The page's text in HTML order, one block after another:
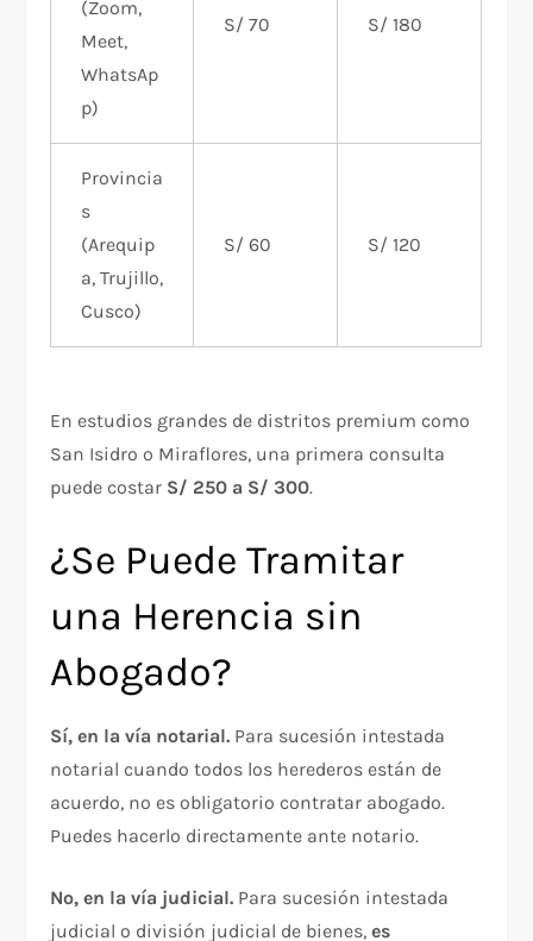
(Zoom,
Meet,
WhatsAp
p)
S/ 70 S/ 180
Provincia
s
(Arequip
a, Trujillo,
Cusco)
S/ 60 S/ 120
En estudios grandes de distritos premium como
San Isidro o Miraflores, una primera consulta
puede costar S/ 250 a S/ 300.
¿Se Puede Tramitar
una Herencia sin
Abogado?
Sí, en la vía notarial. Para sucesión intestada
notarial cuando todos los herederos están de
acuerdo, no es obligatorio contratar abogado.
Puedes hacerlo directamente ante notario.
No, en la vía judicial. Para sucesión intestada
judicial o división judicial de bienes,es